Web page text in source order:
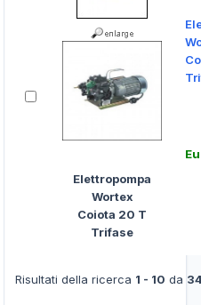
Elettropompa
Wortex
Coiota 20 T
Trifase
Risultati della ricerca 1 - 10 da